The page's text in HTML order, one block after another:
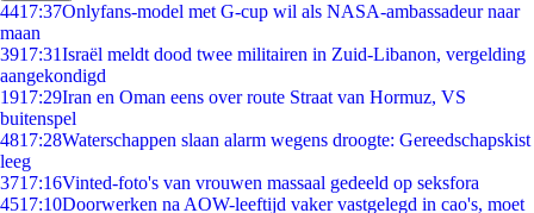
4417:37Onlyfans-model met G-cup wil als NASA-ambassadeur naar
maan
3917:31Israël meldt dood twee militairen in Zuid-Libanon, vergelding
aangekondigd
1917:29Iran en Oman eens over route Straat van Hormuz, VS
buitenspel
4817:28Waterschappen slaan alarm wegens droogte: Gereedschapskist
leeg
3717:16Vinted-foto's van vrouwen massaal gedeeld op seksfora
4517:10Doorwerken na AOW-leeftijd vaker vastgelegd in cao's, moet